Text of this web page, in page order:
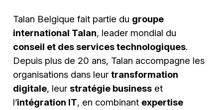
Talan Belgique fait partie du groupe
international Talan, leader mondial du
conseil et des services technologiques.
Depuis plus de 20 ans, Talan accompagne les
organisations dans leurtransformation
digitale, leur stratégie business et
l’intégration IT, en combinant expertise